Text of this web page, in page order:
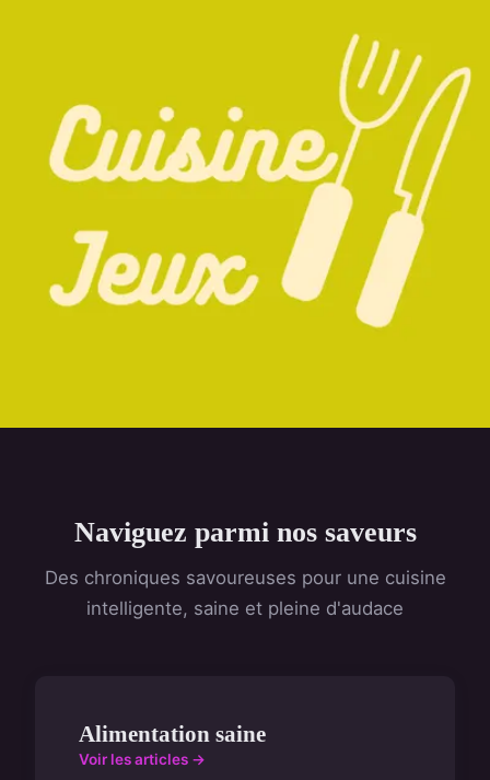
Naviguez parmi nos saveurs
Des chroniques savoureuses pour une cuisine
intelligente, saine et pleine d'audace
Alimentation saine
Voir les articles →